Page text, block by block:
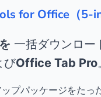
for Office（5-
一括ダウンロ
びOffice Tab Pro
ップパッケージをたっ